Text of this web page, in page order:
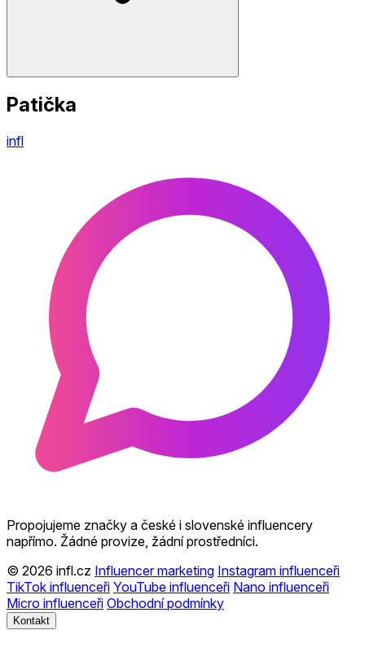
Patička
infl
Propojujeme značky a české i slovenské influencery
napřímo. Žádné provize, žádní prostředníci.
© 2026 infl.cz Influencer marketing Instagram influenceři
TikTok influenceři YouTube influenceři Nano influenceři
Micro influenceři Obchodní podmínky
Kontakt